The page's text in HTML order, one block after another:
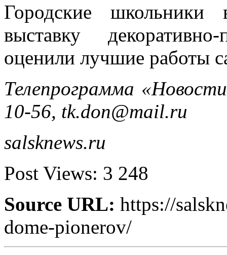
Городские школьники
выставку
оценили лучшие работы
Телепрограмма
10-56, tk.don@mail.ru
salsknews.ru
Post Views: 3 248
Source URL: https://
dome-pionerov/